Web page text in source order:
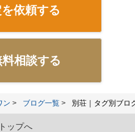
依頼する
料相談する
ン ブログ一覧 別荘｜タグ別ブロ
ップへ